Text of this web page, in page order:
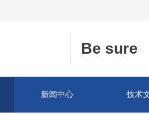
Be sure
新闻中心 技术